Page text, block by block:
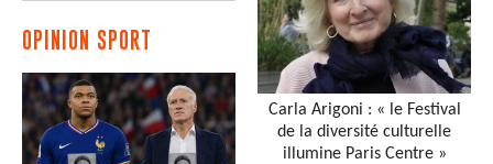
OPINION SPORT
Carla Arigoni : « le Festival
de la diversité culturelle
illumine Paris Centre »